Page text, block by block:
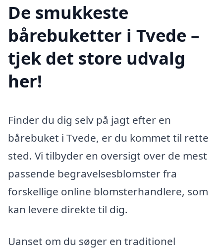
De smukkeste
bårebuketter i Tvede –
tjek det store udvalg
her!
Finder du dig selv på jagt efter en
bårebuket i Tvede, er du kommet til rette
sted. Vi tilbyder en oversigt over de mest
passende begravelsesblomster fra
forskellige online blomsterhandlere, som
kan levere direkte til dig.
Uanset om du søger en traditionel